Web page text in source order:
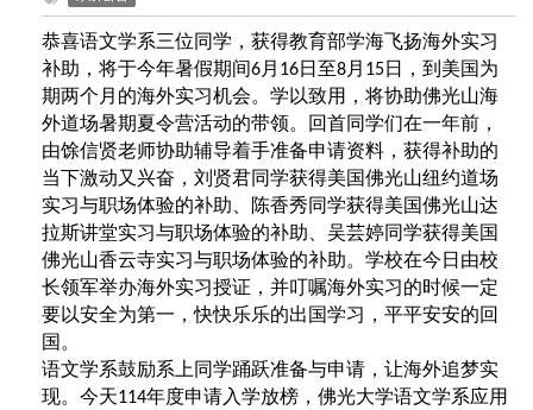
恭喜语文学系三位同学，获得教育部学海飞扬海外实习
补助，将于今年暑假期间6月 16日至8月 15日，到美国为
期两个月的海外实习机会。学以致用，将协助佛光山海
外道场暑期夏令营活动的带领。回首同学们在一年前，
由馀信贤老师协助辅导着手准备申请资料，获得补助的
当下激动又兴奋，刘贤君同学获得美国佛光山纽约道场
实习与职场体验的补助、陈香秀同学获得美国佛光山达
拉斯讲堂实习与职场体验的补助、吴芸婷同学获得美国
佛光山香云寺实习与职场体验的补助。学校在今日由校
长领军举办海外实习授证，并叮嘱海外实习的时候一定
要以安全为第一，快快乐乐的出国学习，平平安安的回
国。
语文学系鼓励系上同学踊跃准备与申请，让海外追梦实
现。今天114年度申请入学放榜，佛光大学语文学系应用